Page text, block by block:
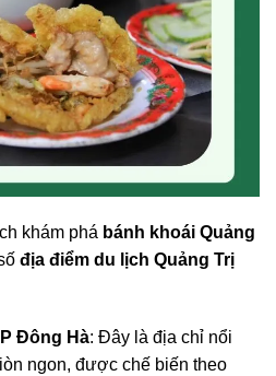
khám phá bánh khoái Quảng
địa điểm du lịch Quảng Trị
Đông Hà: Đây là địa chỉ nổi
ngon, được chế biến theo